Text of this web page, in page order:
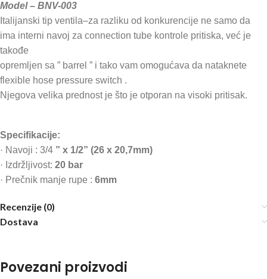
Model – BNV-003
Italijanski tip ventila–za razliku od konkurencije ne samo da
ima interni navoj za connection tube kontrole pritiska, već je
takođe
opremljen sa ” barrel ” i tako vam omogućava da nataknete
flexible hose pressure switch .
Njegova velika prednost je što je otporan na visoki pritisak.
Specifikacije:
· Navoji : 3/4 ” x 1/2” (26 x 20,7mm)
· Izdržljivost: 20 bar
· Prečnik manje rupe : 6mm
Recenzije (0)
Dostava
Povezani proizvodi